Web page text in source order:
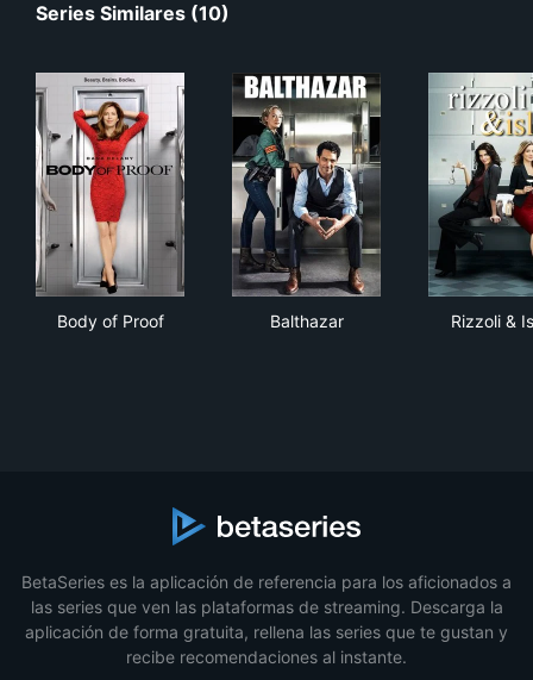
Series Similares (10)
Body of Proof Balthazar Rizzoli &
BetaSeries es la aplicación de referencia para los aficionados a
las series que ven las plataformas de streaming. Descarga la
aplicación de forma gratuita, rellena las series que te gustan y
recibe recomendaciones al instante.